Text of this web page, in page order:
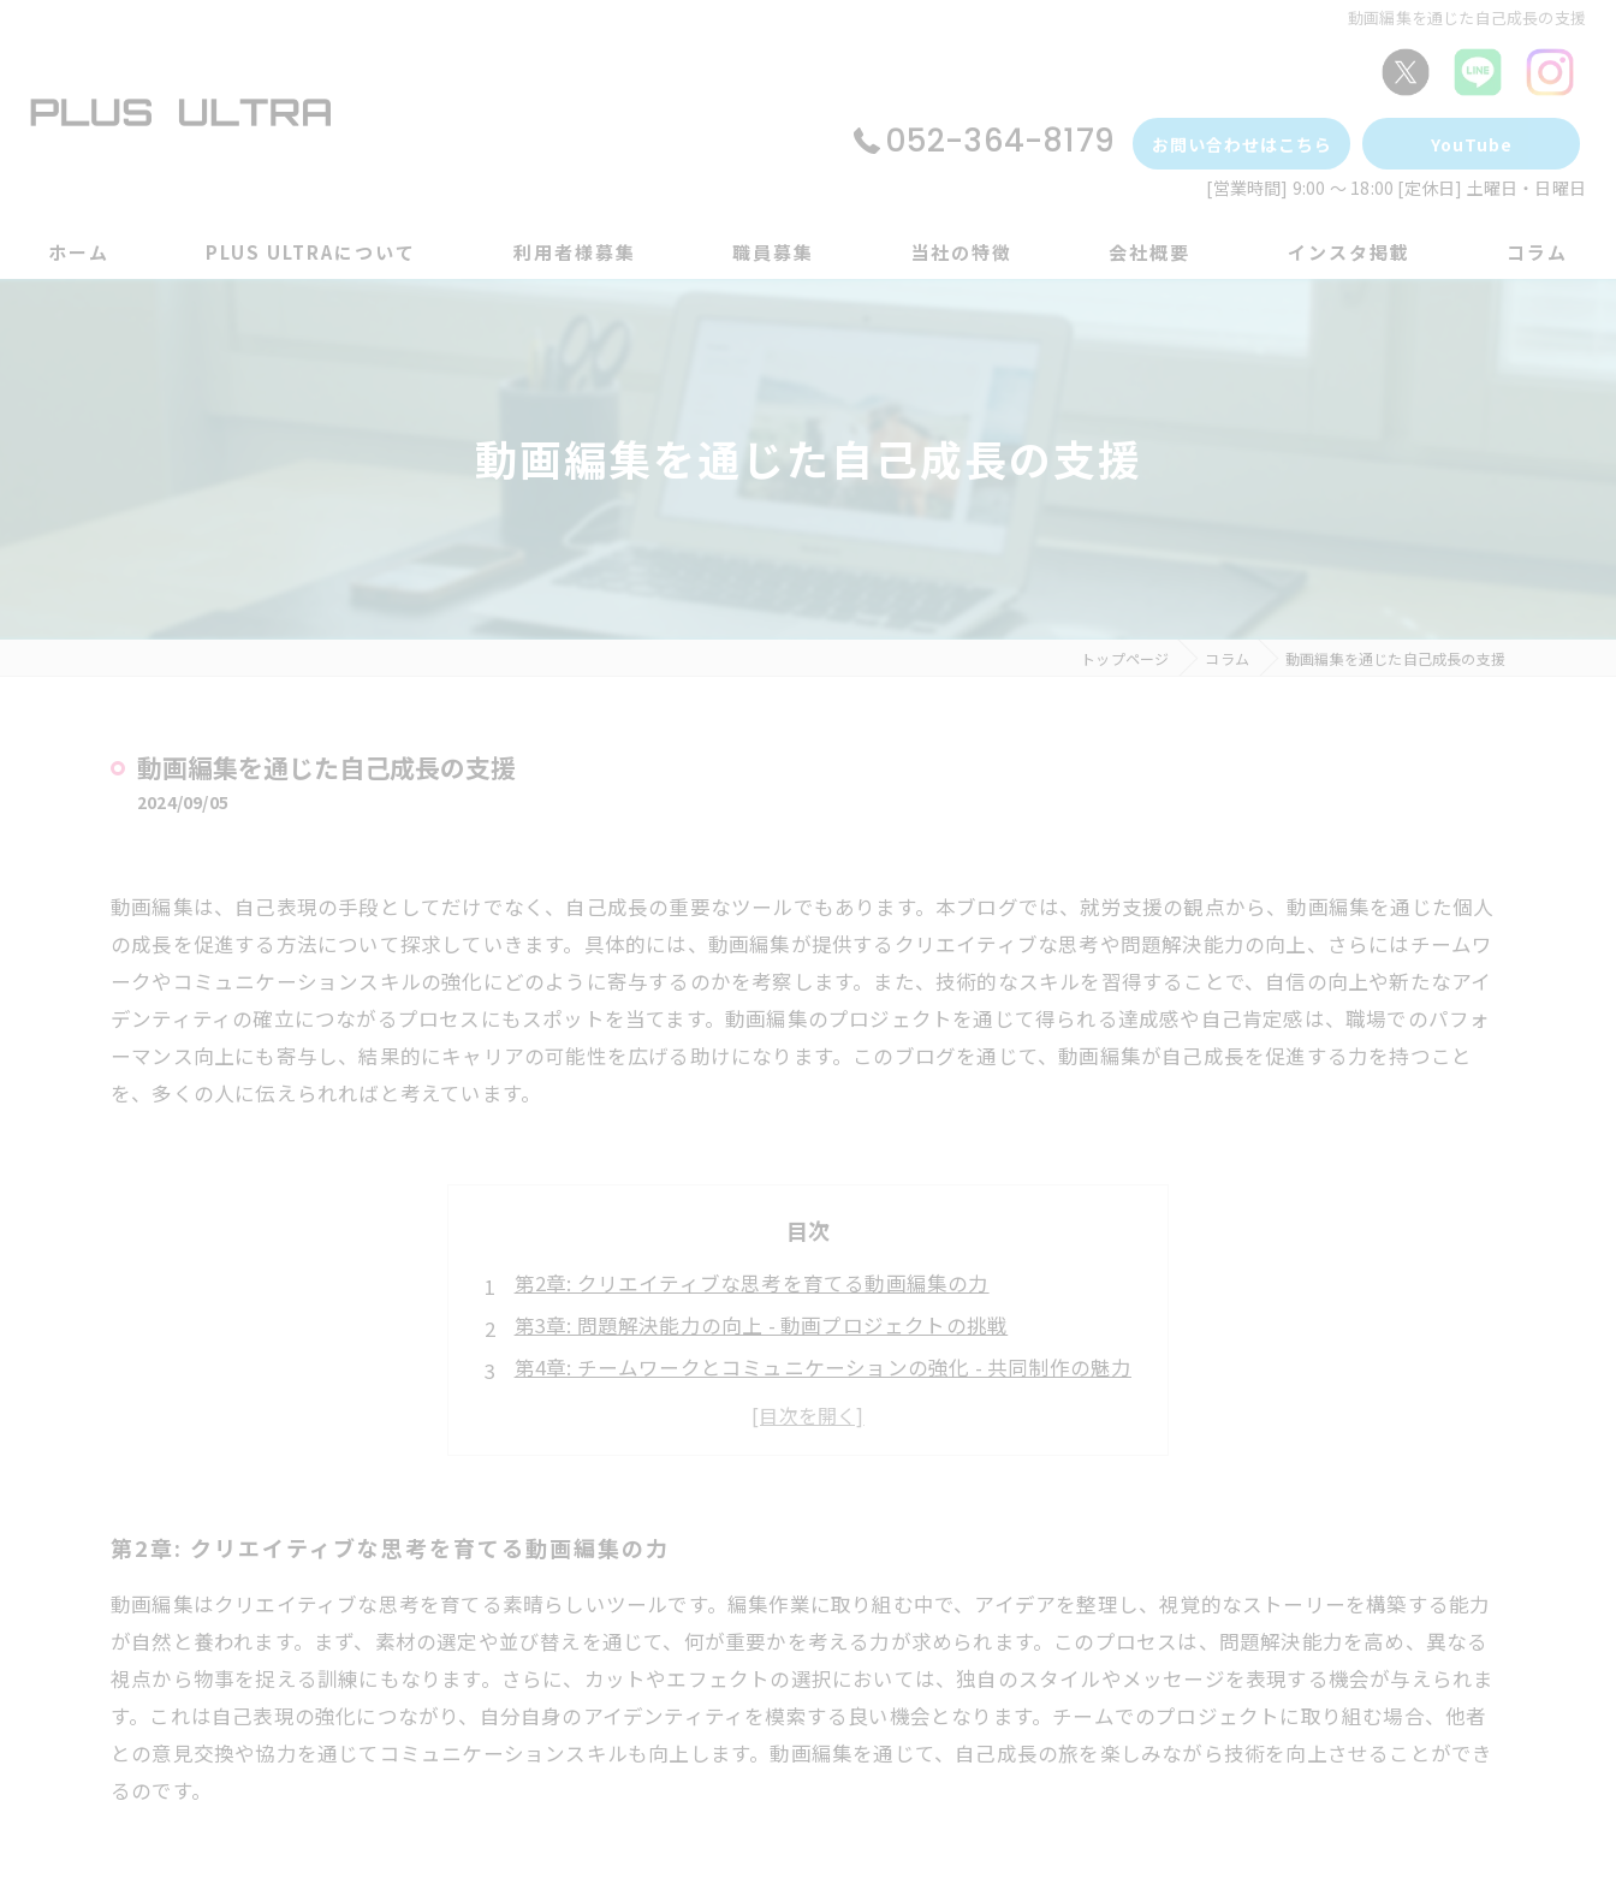
動画編集を通じた自己成長の支援
052-364-8179 お問い合わせはこちら
YouTube
[営業時間] 9:00 ～ 18:00 [定休日] 土曜日・日曜日
ホーム PLUS ULTRAについて 利用者様募集 職員募集 当社の特徴
動画編集
会社概要 インスタ掲載 コラム
動画編集を通じた自己成長の支援
トップページ コラム 動画編集を通じた自己成長の支援
動画編集を通じた自己成長の支援
2024/09/05
動画編集は、自己表現の手段としてだけでなく、自己成長の重要なツールでもあります。本ブログでは、就労支援の観点から、動画編集を通じた個人
の成長を促進する方法について探求していきます。具体的には、動画編集が提供するクリエイティブな思考や問題解決能力の向上、さらにはチームワ
ークやコミュニケーションスキルの強化にどのように寄与するのかを考察します。また、技術的なスキルを習得することで、自信の向上や新たなアイ
デンティティの確立につながるプロセスにもスポットを当てます。動画編集のプロジェクトを通じて得られる達成感や自己肯定感は、職場でのパフォ
ーマンス向上にも寄与し、結果的にキャリアの可能性を広げる助けになります。このブログを通じて、動画編集が自己成長を促進する力を持つこと
を、多くの人に伝えられればと考えています。
目次
第2章: クリエイティブな思考を育てる動画編集の力
第3章: 問題解決能力の向上 - 動画プロジェクトの挑戦
第4章: チームワークとコミュニケーションの強化 - 共同制作の魅力
第5章: 技術習得による自信の向上とアイデンティティの確立
第2章: クリエイティブな思考を育てる動画編集の力
動画編集はクリエイティブな思考を育てる素晴らしいツールです。編集作業に取り組む中で、アイデアを整理し、視覚的なストーリーを構築する能力
が自然と養われます。まず、素材の選定や並び替えを通じて、何が重要かを考える力が求められます。このプロセスは、問題解決能力を高め、異なる
視点から物事を捉える訓練にもなります。さらに、カットやエフェクトの選択においては、独自のスタイルやメッセージを表現する機会が与えられま
す。これは自己表現の強化につながり、自分自身のアイデンティティを模索する良い機会となります。チームでのプロジェクトに取り組む場合、他者
との意見交換や協力を通じてコミュニケーションスキルも向上します。動画編集を通じて、自己成長の旅を楽しみながら技術を向上させることができ
るのです。